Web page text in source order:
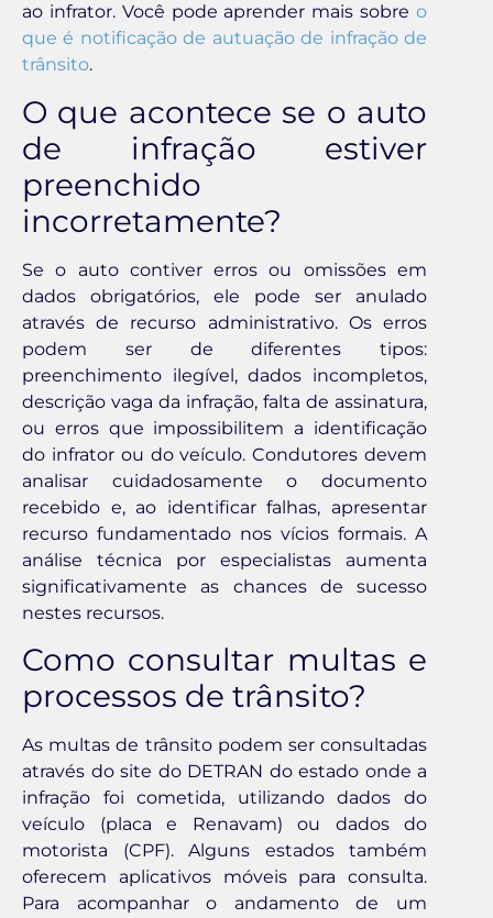
ao infrator. Você pode aprender mais sobre o
que é notificação de autuação de infração de
trânsito.
O que acontece se o auto
de infração estiver
preenchido
incorretamente?
Se o auto contiver erros ou omissões em
dados obrigatórios, ele pode ser anulado
através de recurso administrativo. Os erros
podem ser de diferentes tipos:
preenchimento ilegível, dados incompletos,
descrição vaga da infração, falta de assinatura,
ou erros que impossibilitem a identificação
do infrator ou do veículo. Condutores devem
analisar cuidadosamente o documento
recebido e, ao identificar falhas, apresentar
recurso fundamentado nos vícios formais. A
análise técnica por especialistas aumenta
significativamente as chances de sucesso
nestes recursos.
Como consultar multas e
processos de trânsito?
As multas de trânsito podem ser consultadas
através do site do DETRAN do estado onde a
infração foi cometida, utilizando dados do
veículo (placa e Renavam) ou dados do
motorista (CPF). Alguns estados também
oferecem aplicativos móveis para consulta.
Para acompanhar o andamento de um